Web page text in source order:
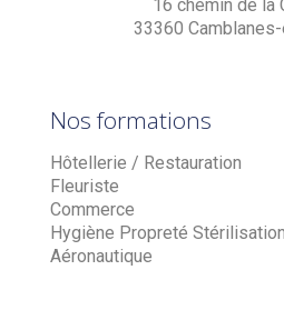
16 chemin de la
33360
Nos formations
Hôtellerie / Restauration
Fleuriste
Commerce
Hygiène Propreté Stérilisation
Aéronautique